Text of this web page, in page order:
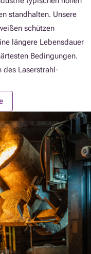
standhalten. Unsere
schützen
längere Lebensdauer
Bedingungen.
des Laserstrahl-